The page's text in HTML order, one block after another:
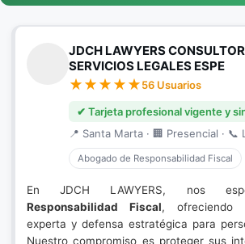
JDCH LAWYERS
SERVICIOS LEGALES ESPE
56 Usuarios
✔ Tarjeta profesional vigente y
📍 Santa Marta · 🏢 Presencial · 📞
Abogado de Responsabilidad Fiscal
En JDCH LAWYERS, nos
Responsabilidad Fiscal, ofreciendo
experta y defensa estratégica para
Nuestro compromiso es proteger sus